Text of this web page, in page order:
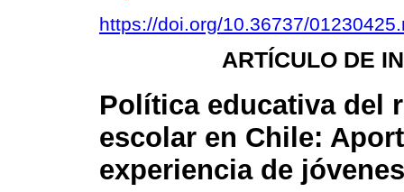
https://doi.org/10.36737/
ARTÍCULO DE
Política educativa del
escolar en Chile:
experiencia de